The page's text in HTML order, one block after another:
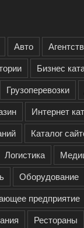
Авто
Бизнес
Грузоперевозки
Интернет
Каталог
Логистика
Оборудование
предприятие
Рестораны